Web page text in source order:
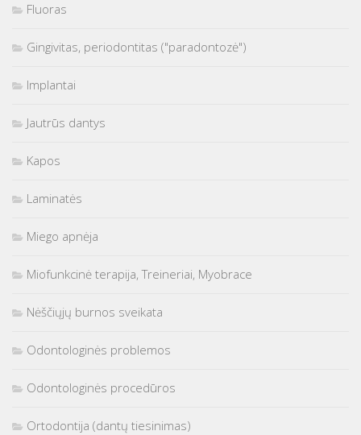
Fluoras
Gingivitas, periodontitas ("paradontozė")
Implantai
Jautrūs dantys
Kapos
Laminatės
Miego apnėja
Miofunkcinė terapija, Treineriai, Myobrace
Nėščiųjų burnos sveikata
Odontologinės problemos
Odontologinės procedūros
Ortodontija (dantų tiesinimas)